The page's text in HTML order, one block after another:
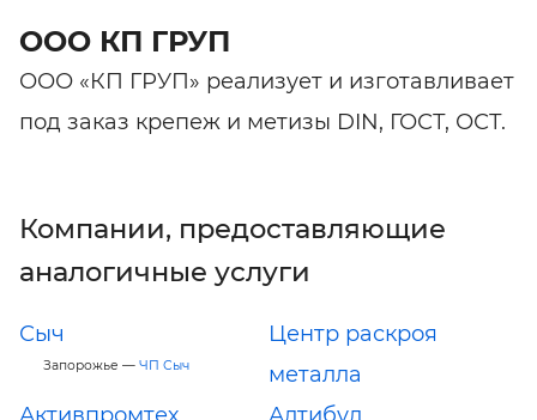
ООО КП ГРУП
ООО «КП ГРУП» реализует и изготавливает
под заказ крепеж и метизы DIN, ГОСТ, ОСТ.
Компании, предоставляющие
аналогичные услуги
Сыч
Запорожье — ЧП Сыч
Центр раскроя
металла